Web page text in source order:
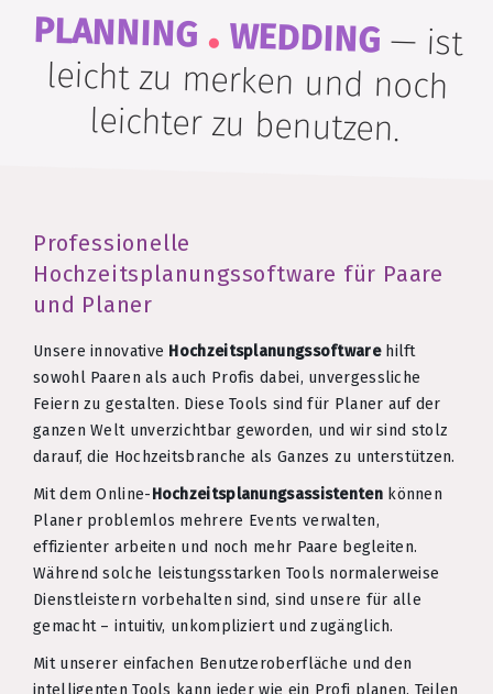
PLANNING . WEDDING— ist
leicht zu merken und noch
leichter zu benutzen.
Professionelle
Hochzeitsplanungssoftware für Paare
und Planer
Unsere innovative Hochzeitsplanungssoftwarehilft
sowohl Paaren als auch Profis dabei, unvergessliche
Feiern zu gestalten. Diese Tools sind für Planer auf der
ganzen Welt unverzichtbar geworden, und wir sind stolz
darauf, die Hochzeitsbranche als Ganzes zu unterstützen.
Mit dem Online-Hochzeitsplanungsassistentenkönnen
Planer problemlos mehrere Events verwalten,
effizienter arbeiten und noch mehr Paare begleiten.
Während solche leistungsstarken Tools normalerweise
Dienstleistern vorbehalten sind, sind unsere für alle
gemacht – intuitiv, unkompliziert und zugänglich.
Mit unserer einfachen Benutzeroberfläche und den